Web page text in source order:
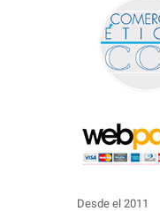
Desde el 2011